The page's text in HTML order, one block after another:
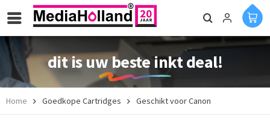
dit is uw beste inkt deal!
Home Goedkope Cartridges Geschikt voor Canon